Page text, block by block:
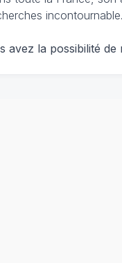
avez la possibilité de